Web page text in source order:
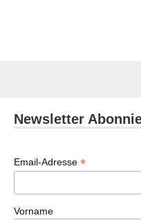
Newsletter
Email-Adresse *
Vorname